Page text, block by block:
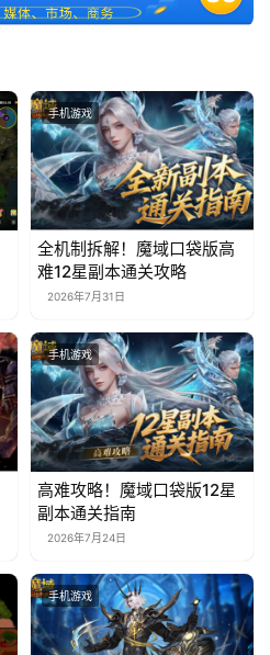
手机游戏
全机制拆解！魔域口袋版高
难12星副本通关攻略
2026年7月31日
手机游戏
高难攻略！魔域口袋版12星
副本通关指南
2026年7月24日
手机游戏